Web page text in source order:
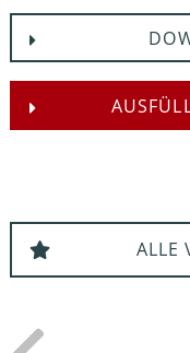
ALLE